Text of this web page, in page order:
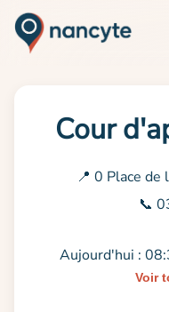
Cour
📍 0 Place
📞
Aujourd'hui :
Voir